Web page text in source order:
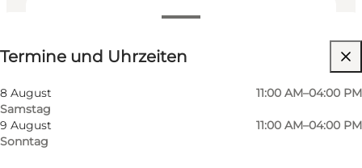
Termine und Uhrzeiten
Termine und Uhrzeiten
8 August
Samstag
11:00 AM–04:00 PM
9 August
Sonntag
11:00 AM–04:00 PM
Website besuchen
Kinder, Freunde, Mein Partner, Mir selbst